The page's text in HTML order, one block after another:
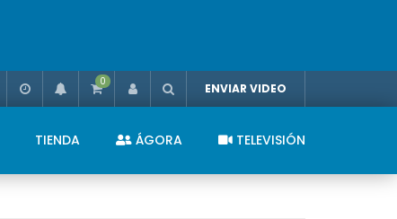
0 ENVIAR VIDEO
TIENDA ÁGORA TELEVISIÓN